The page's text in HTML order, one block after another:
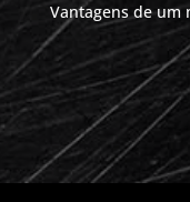
Vantagens de um